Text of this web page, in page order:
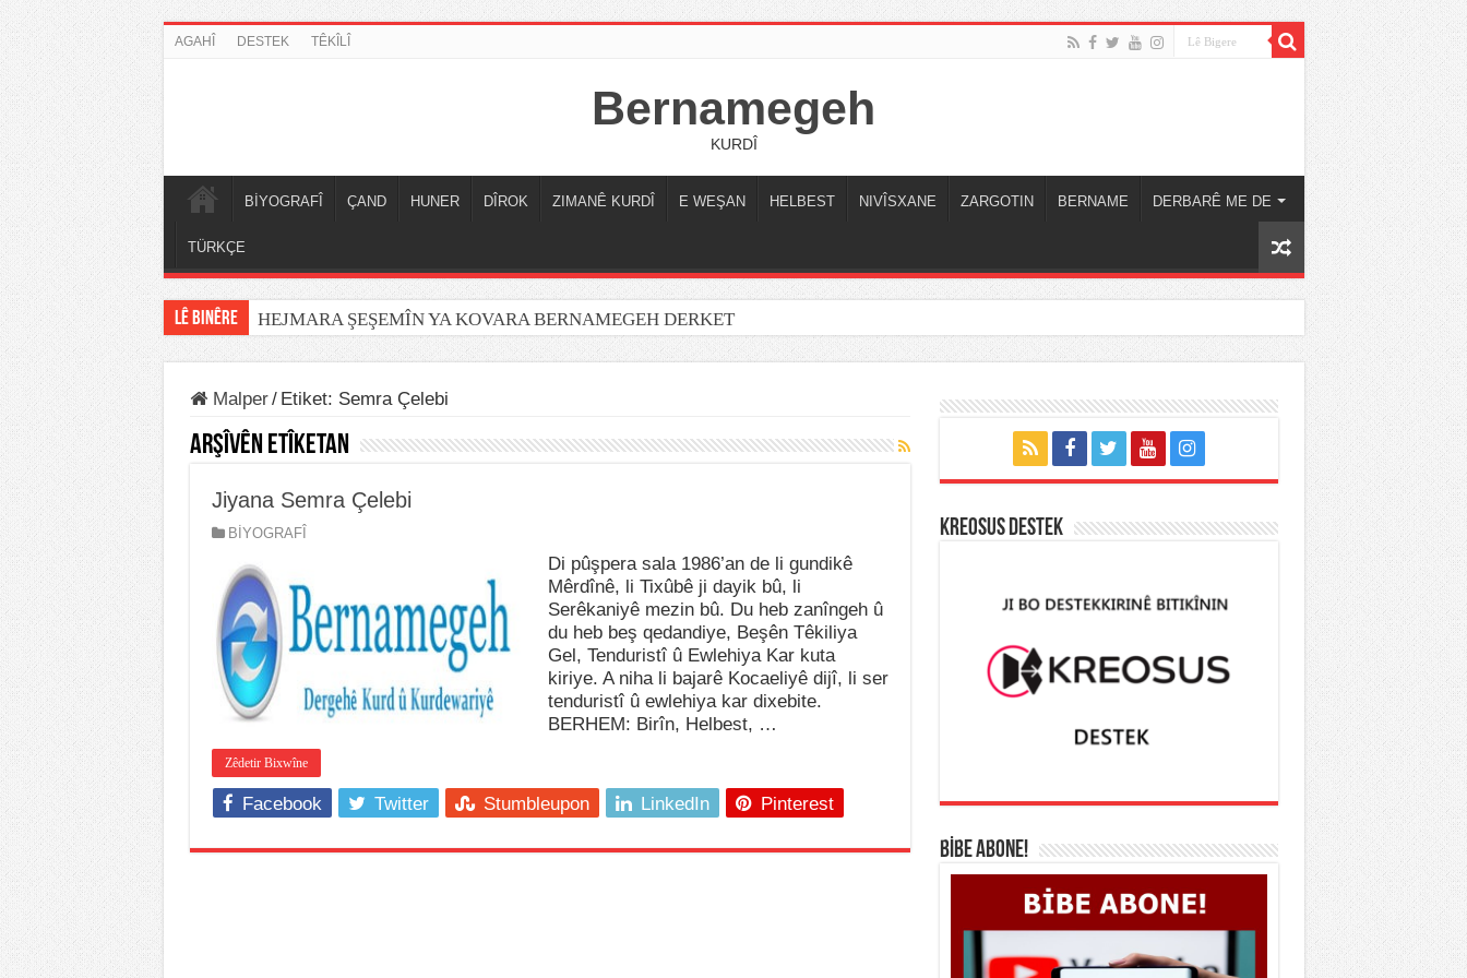
AGAHÎ DESTEK TÊKÎLÎ
Bernamegeh
KURDÎ
BİYOGRAFÎ ÇAND HUNER DÎROK ZIMANÊ KURDÎ E WEŞAN HELBEST NIVÎSXANE ZARGOTIN BERNAME DERBARÊ ME DE
TÜRKÇE
LÊ BINÊRE HEJMARA ŞEŞEMÎN YA KOVARA BERNAMEGEH DERKET
Malper/ Etiket: Semra Çelebi
Arşîvên Etîketan
Jiyana Semra Çelebi
BİYOGRAFÎ
Di pûşpera sala 1986’an de li gundikê
Mêrdînê, li Tixûbê ji dayik bû, li
Serêkaniyê mezin bû. Du heb zanîngeh û
du heb beş qedandiye, Beşên Têkiliya
Gel, Tenduristî û Ewlehiya Kar kuta
kiriye. A niha li bajarê Kocaeliyê dijî, li ser
tenduristî û ewlehiya kar dixebite.
BERHEM: Birîn, Helbest, …
Zêdetir Bixwîne
Facebook Twitter Stumbleupon LinkedIn Pinterest
KREOSUS DESTEK
BİBE ABONE!